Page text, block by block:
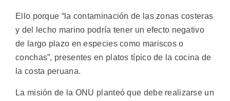
Ello porque “la contaminación de las zonas costeras
y del lecho marino podría tener un efecto negativo
de largo plazo en especies como mariscos o
conchas”, presentes en platos típico de la cocina de
la costa peruana.
La misión de la ONU planteó que debe realizarse un